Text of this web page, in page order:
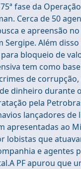
fase da Operação
Cerca de 50
e apreensão no
Sergipe. Além
bloqueio de
tem como
de corrupção,
dinheiro durante
pela
lançadores de
apresentadas ao
lobistas que
e agentes
PF apurou que